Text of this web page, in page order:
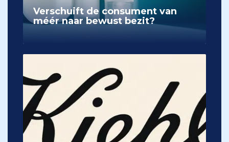
Verschuift de consument van
méér naar bewust bezit?